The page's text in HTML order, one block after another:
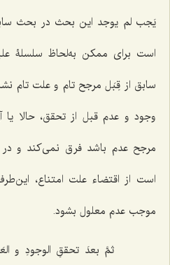
یَجب لم یوجد این بحث در بحث
است برای ممکن به‌لحاظ سلسلۀ
سابق از قِبَل مرجح تام و علت تام
وجود و عدم قبل از تحقق، حالا
مرجح عدم باشد فرق نمی‌کند و در
است از اقتضاء علت امتناع،
موجب عدم معلول بشود.
ثمَّ بعدَ تحققِ الوجودِ و